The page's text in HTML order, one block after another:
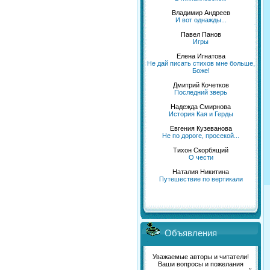
Владимир Андреев
И вот однажды...
Павел Панов
Игры
Елена Игнатова
Не дай писать стихов мне больше,
Боже!
Дмитрий Кочетков
Последний зверь
Надежда Смирнова
История Кая и Герды
Евгения Кузеванова
Не по дороге, просекой...
Тихон Скорбящий
О чести
Наталия Никитина
Путешествие по вертикали
Объявления
Уважаемые авторы и читатели!
Ваши вопросы и пожелания